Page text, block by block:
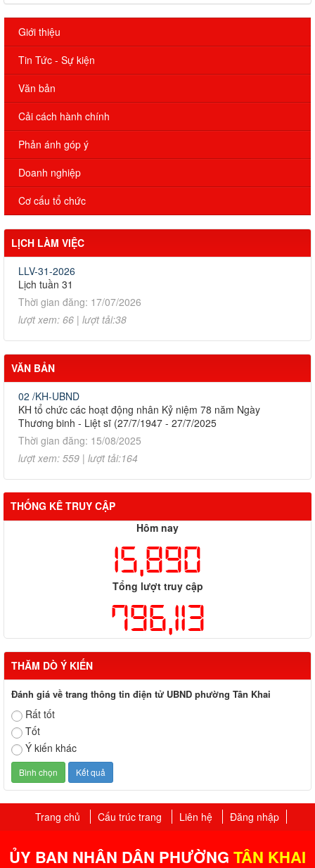
Giới thiệu
Tin Tức - Sự kiện
Văn bản
Cải cách hành chính
Phản ánh góp ý
Doanh nghiệp
Cơ cấu tổ chức
LỊCH LÀM VIỆC
LLV-31-2026
Lịch tuần 31
Thời gian đăng: 17/07/2026
lượt xem: 66 | lượt tải:38
VĂN BẢN
02 /KH-UBND
KH tổ chức các hoạt động nhân Kỷ niệm 78 năm Ngày
Thương binh - Liệt sĩ (27/7/1947 - 27/7/2025
Thời gian đăng: 15/08/2025
lượt xem: 559 | lượt tải:164
THỐNG KÊ TRUY CẬP
Hôm nay
15,890
Tổng lượt truy cập
796,113
THĂM DÒ Ý KIẾN
Đánh giá về trang thông tin điện tử UBND phường Tân Khai
Rất tốt
Tốt
Ý kiến khác
Trang chủ Cấu trúc trang Liên hệ Đăng nhập
ỦY BAN NHÂN DÂN PHƯỜNG TÂN KHAI